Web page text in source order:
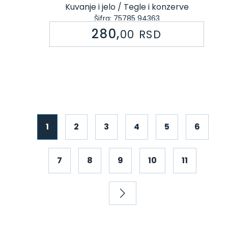
Kuvanje i jelo / Tegle i konzerve
Šifra: 75785 94363
280,00 RSD
1 2 3 4 5 6
7 8 9 10 11